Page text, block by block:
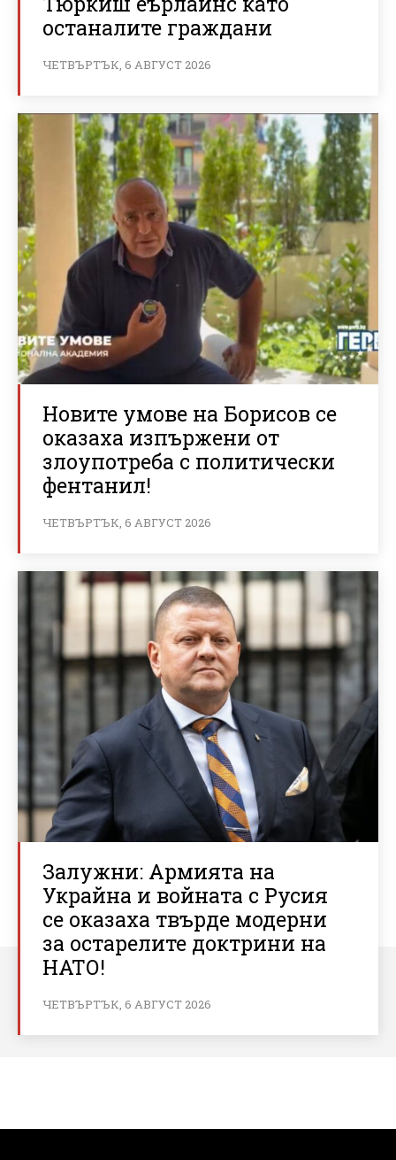
останалите граждани
ЧЕТВЪРТЪК, 6 АВГУСТ 2026
Новите умове на Борисов се
оказаха изпържени от
злоупотреба с политически
фентанил!
ЧЕТВЪРТЪК, 6 АВГУСТ 2026
Залужни: Армията на
Украйна и войната с Русия
се оказаха твърде модерни
за остарелите доктрини на
НАТО!
ЧЕТВЪРТЪК, 6 АВГУСТ 2026